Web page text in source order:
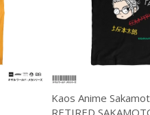
Kaos Anime
RETIRED